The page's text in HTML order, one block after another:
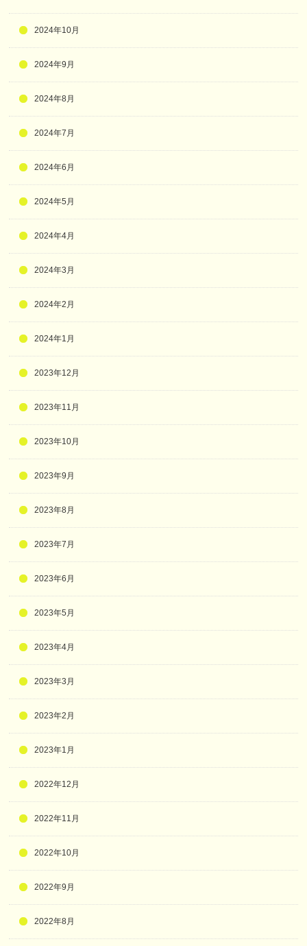
2024年10月
2024年9月
2024年8月
2024年7月
2024年6月
2024年5月
2024年4月
2024年3月
2024年2月
2024年1月
2023年12月
2023年11月
2023年10月
2023年9月
2023年8月
2023年7月
2023年6月
2023年5月
2023年4月
2023年3月
2023年2月
2023年1月
2022年12月
2022年11月
2022年10月
2022年9月
2022年8月